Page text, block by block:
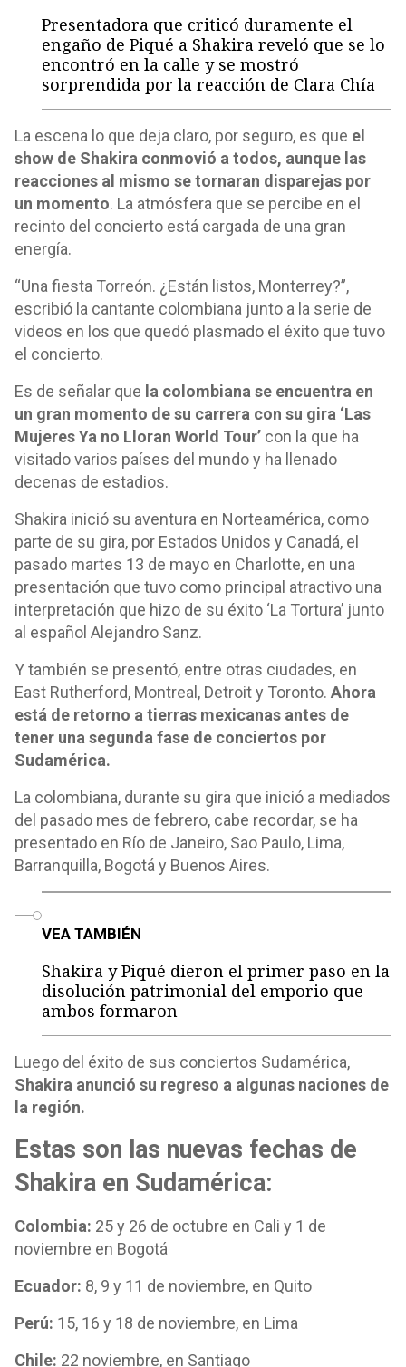
Presentadora que criticó duramente el
engaño de Piqué a Shakira reveló que se lo
encontró en la calle y se mostró
sorprendida por la reacción de Clara Chía
La escena lo que deja claro, por seguro, es que el
show de Shakira conmovió a todos, aunque las
reacciones al mismo se tornaran disparejas por
un momento. La atmósfera que se percibe en el
recinto del concierto está cargada de una gran
energía.
“Una fiesta Torreón. ¿Están listos, Monterrey?”,
escribió la cantante colombiana junto a la serie de
videos en los que quedó plasmado el éxito que tuvo
el concierto.
Es de señalar que la colombiana se encuentra en
un gran momento de su carrera con su gira ‘Las
Mujeres Ya no Lloran World Tour’ con la que ha
visitado varios países del mundo y ha llenado
decenas de estadios.
Shakira inició su aventura en Norteamérica, como
parte de su gira, por Estados Unidos y Canadá, el
pasado martes 13 de mayo en Charlotte, en una
presentación que tuvo como principal atractivo una
interpretación que hizo de su éxito ‘La Tortura’ junto
al español Alejandro Sanz.
Y también se presentó, entre otras ciudades, en
East Rutherford, Montreal, Detroit y Toronto. Ahora
está de retorno a tierras mexicanas antes de
tener una segunda fase de conciertos por
Sudamérica.
La colombiana, durante su gira que inició a mediados
del pasado mes de febrero, cabe recordar, se ha
presentado en Río de Janeiro, Sao Paulo, Lima,
Barranquilla, Bogotá y Buenos Aires.
VEA TAMBIÉN
Shakira y Piqué dieron el primer paso en la
disolución patrimonial del emporio que
ambos formaron
Luego del éxito de sus conciertos Sudamérica,
Shakira anunció su regreso a algunas naciones de
la región.
Estas son las nuevas fechas de
Shakira en Sudamérica:
Colombia: 25 y 26 de octubre en Cali y 1 de
noviembre en Bogotá
Ecuador: 8, 9 y 11 de noviembre, en Quito
Perú: 15, 16 y 18 de noviembre, en Lima
Chile: 22 noviembre, en Santiago